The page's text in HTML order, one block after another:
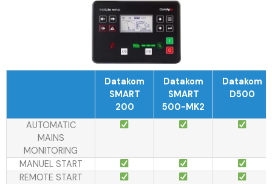
Datakom
SMART
200
Datakom
SMART
500-MK2
Datakom
D500
AUTOMATIC
MAINS
MONITORING
MANUEL START
REMOTE START